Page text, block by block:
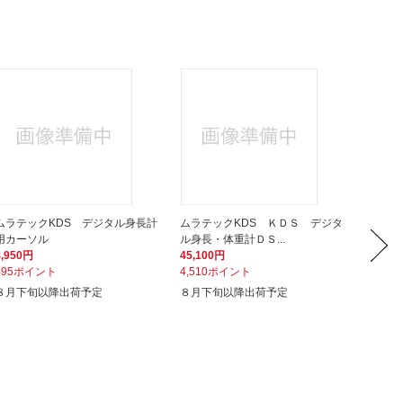
ラテックKDS デジタル身長計
カーソル
円
ポイント
月下旬以降出荷予定
ムラテックKDS ＫＤＳ デジタ
ル身長・体重計ＤＳ...
45,100円
4,510ポイント
８月下旬以降出荷予定
0A [デ
32,341